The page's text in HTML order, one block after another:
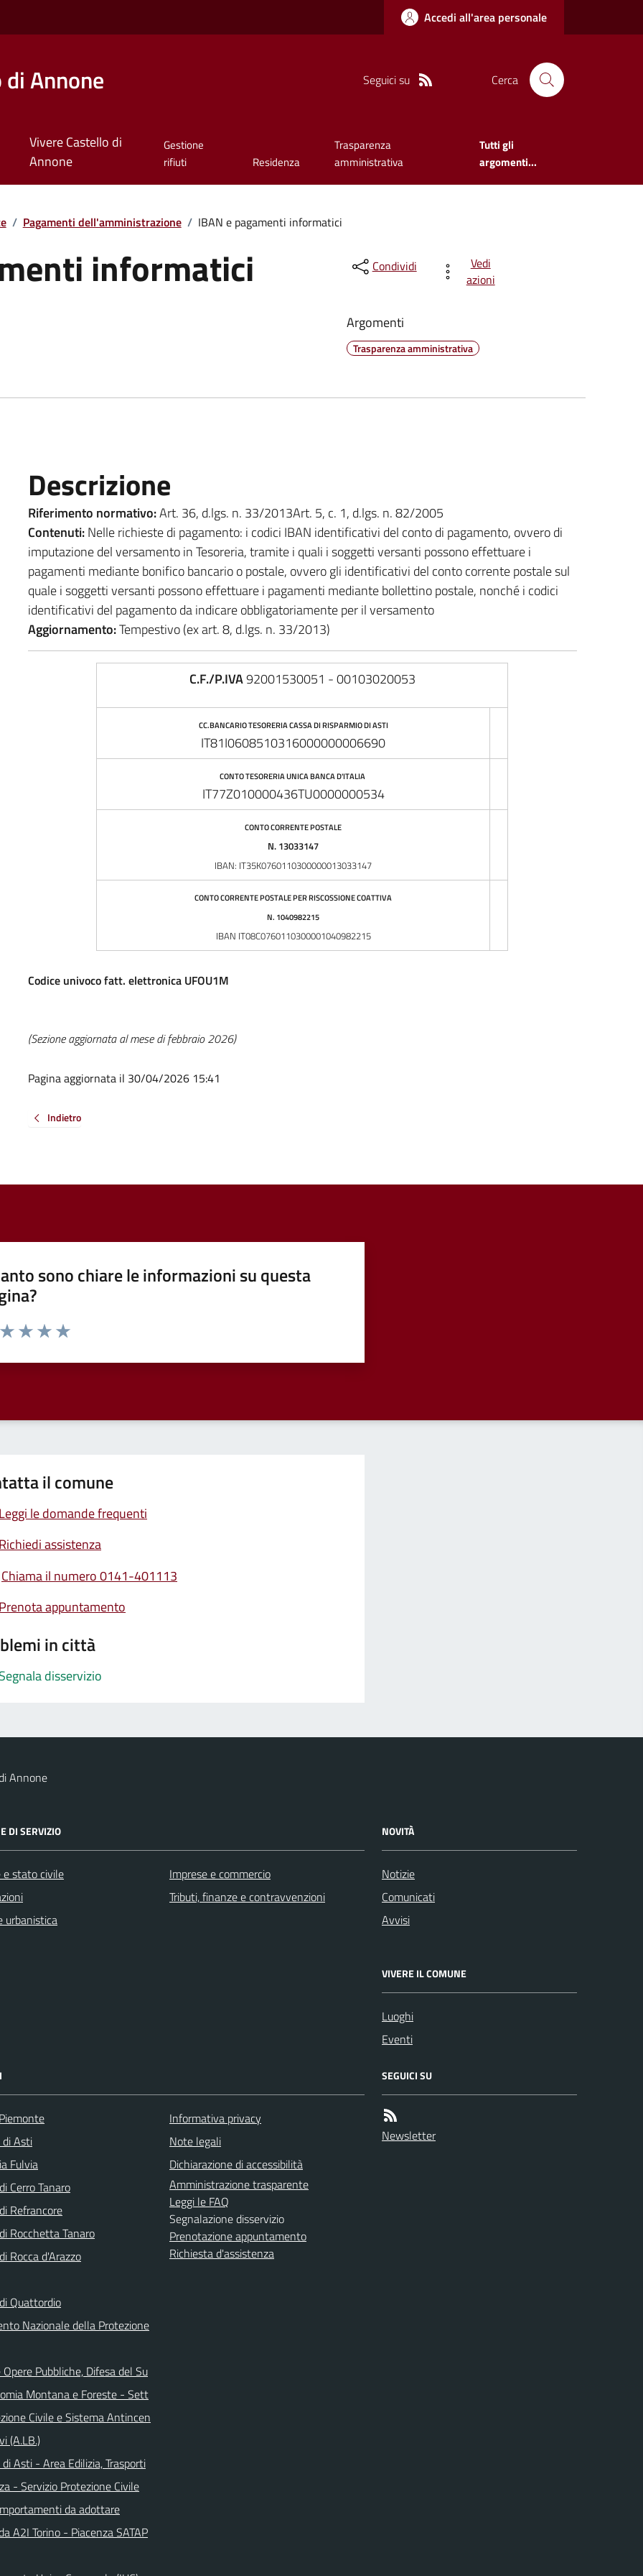
Accedi all'area personale
Annone Seguici su Cerca
Vivere Castello di
Annone
Gestione
rifiuti
Residenza
Trasparenza
amministrativa
Tutti gli
argomenti...
/ Pagamenti dell'amministrazione / IBAN e pagamenti informatici
informatici Condividi
Vedi
azioni
Argomenti
Trasparenza amministrativa
Descrizione
Riferimento normativo:Art. 36, d.lgs. n. 33/2013Art. 5, c. 1, d.lgs. n. 82/2005
Contenuti:Nelle richieste di pagamento: i codici IBAN identificativi del conto di pagamento, ovvero di
imputazione del versamento in Tesoreria, tramite i quali i soggetti versanti possono effettuare i
pagamenti mediante bonifico bancario o postale, ovvero gli identificativi del conto corrente postale sul
quale i soggetti versanti possono effettuare i pagamenti mediante bollettino postale, nonché i codici
identificativi del pagamento da indicare obbligatoriamente per il versamento
Aggiornamento:Tempestivo (ex art. 8, d.lgs. n. 33/2013)
C.F./P.IVA92001530051 - 00103020053
CC.BANCARIO TESORERIA CASSA DI RISPARMIO DI ASTI
IT81I0608510316000000006690
CONTO TESORERIA UNICA BANCA D'ITALIA
IT77Z010000436TU0000000534
CONTO CORRENTE POSTALE
N. 13033147
IBAN: IT35K0760110300000013033147
CONTO CORRENTE POSTALE PER RISCOSSIONE COATTIVA
N. 1040982215
IBAN IT08C0760110300001040982215
Codice univoco fatt. elettronica UFOU1M
(Sezione aggiornata al mese di febbraio 2026)
Pagina aggiornata il 30/04/2026 15:41
Indietro
sono chiare le informazioni su questa
da 1 a 5 stelle la pagina
il comune
le domande frequenti
assistenza
Chiama il numero 0141-401113
appuntamento
in città
disservizio
Annone
DI SERVIZIO
e stato civile
urbanistica
Imprese e commercio
Tributi, finanze e contravvenzioni
NOVITÀ
Notizie
Comunicati
Avvisi
VIVERE IL COMUNE
Luoghi
Eventi
Asti
Fulvia
Cerro Tanaro
Refrancore
Rocchetta Tanaro
Rocca d'Arazzo
Quattordio
Nazionale della Protezione
Pubbliche, Difesa del Su
Montana e Foreste - Sett
Civile e Sistema Antincen
(A.LB.)
Asti - Area Edilizia, Trasporti
- Servizio Protezione Civile
da adottare
A2I Torino - Piacenza SATAP
Informativa privacy
Note legali
Dichiarazione di accessibilità
Amministrazione trasparente
Leggi le FAQ
Segnalazione disservizio
Prenotazione appuntamento
Richiesta d'assistenza
SEGUICI SU
Newsletter